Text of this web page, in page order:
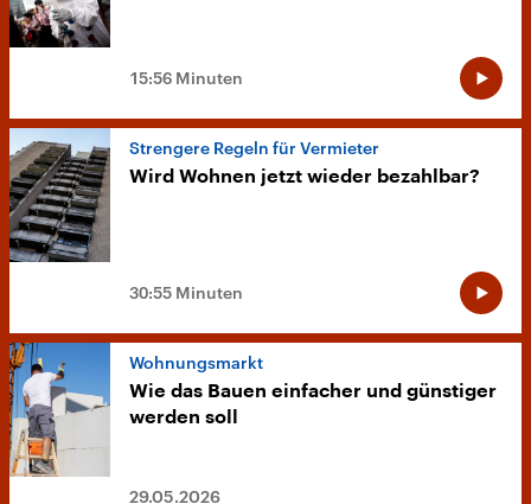
15:56 Minuten
Strengere Regeln für Vermieter
Wird Wohnen jetzt wieder bezahlbar?
30:55 Minuten
Wohnungsmarkt
Wie das Bauen einfacher und günstiger
werden soll
29.05.2026